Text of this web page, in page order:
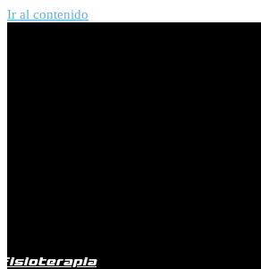
Ir al contenido